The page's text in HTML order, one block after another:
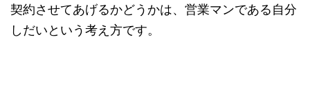
契約させてあげるかどうかは、営業マンである自分
しだいという考え方です。